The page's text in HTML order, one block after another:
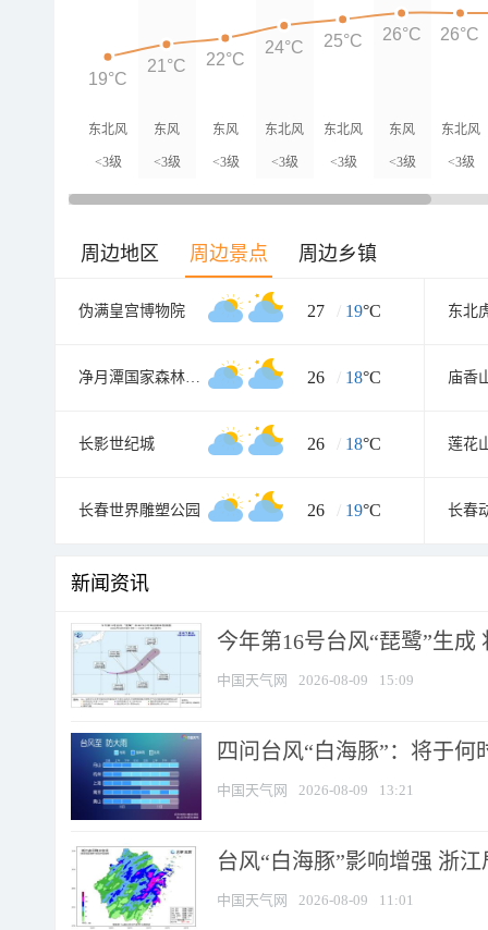
东北风
<3级
东风
<3级
东风
<3级
东北风
<3级
东北风
<3级
东风
<3级
东北风
<3级
19°C
21°C 22°C
24°C 25°C 26°C 26°C
周边地区 周边景点 周边乡镇
伪满皇宫博物院 27 / 19°C 东北
净月潭国家森林公园 26 / 18°C 庙香
长影世纪城 26 / 18°C 莲花
长春世界雕塑公园 26 / 19°C 长春
新闻资讯
今年第16号台风“琵鹭”生
中国天气网 2026-08-09 15:09
四问台风“白海豚”：将于
中国天气网 2026-08-09 13:21
台风“白海豚”影响增强 浙
中国天气网 2026-08-09 11:01